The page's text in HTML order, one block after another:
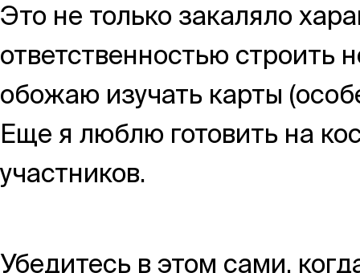
Это не только закаляло
ответственностью строить
обожаю изучать карты
Еще я люблю готовить на
участников.
Убедитесь в этом сами,